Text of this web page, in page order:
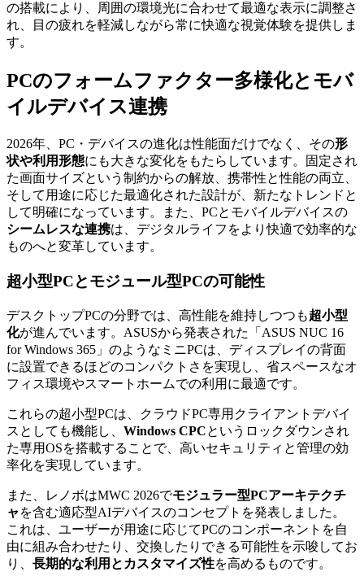
の搭載により、周囲の環境光に合わせて最適な表示に調整さ
れ、目の疲れを軽減しながら常に快適な視覚体験を提供しま
す。
PCのフォームファクター多様化とモバ
イルデバイス連携
2026年、PC・デバイスの進化は性能面だけでなく、その形
状や利用形態にも大きな変化をもたらしています。固定され
た画面サイズという制約からの解放、携帯性と性能の両立、
そして用途に応じた最適化された設計が、新たなトレンドと
して明確になっています。また、PCとモバイルデバイスの
シームレスな連携は、デジタルライフをより快適で効率的な
ものへと変革しています。
超小型PCとモジュール型PCの可能性
デスクトップPCの分野では、高性能を維持しつつも超小型
化が進んでいます。ASUSから発表された「ASUS NUC 16
for Windows 365」のようなミニPCは、ディスプレイの背面
に設置できるほどのコンパクトさを実現し、省スペースなオ
フィス環境やスマートホームでの利用に最適です。
これらの超小型PCは、クラウドPC専用クライアントデバイ
スとしても機能し、 Windows CPCというロックダウンされ
た専用OSを搭載することで、高いセキュリティと管理の効
率化を実現しています。
また、レノボはMWC 2026でモジュラー型PCアーキテクチ
ャ を含む適応型AIデバイスのコンセプトを発表しました。
これは、ユーザーが用途に応じてPCのコンポーネントを自
由に組み合わせたり、交換したりできる可能性を示唆してお
り、 長期的な利用とカスタマイズ性を高めるものです。